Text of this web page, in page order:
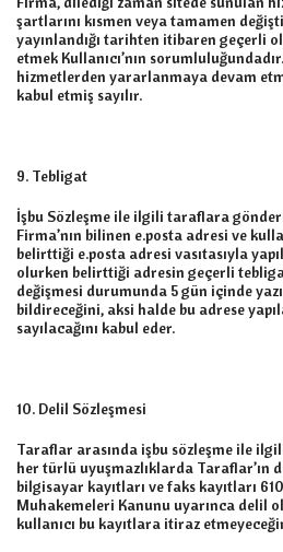
şartlarını kısmen veya tamamen
yayınlandığı tarihten itibaren geçerli
etmek Kullanıcı’nın
hizmetlerden yararlanmaya devam
kabul etmiş sayılır.
9. Tebligat
İşbu Sözleşme ile ilgili taraflara
Firma’nın bilinen e.posta adresi ve
belirttiği e.posta adresi vasıtasıyla
olurken belirttiği adresin geçerli
değişmesi durumunda 5 gün içinde
bildireceğini, aksi halde bu adrese
sayılacağını kabul eder.
10. Delil Sözleşmesi
Taraflar arasında işbu sözleşme ile
her türlü uyuşmazlıklarda Taraflar’ın
bilgisayar kayıtları ve faks kayıtları
Muhakemeleri Kanunu uyarınca delil
kullanıcı bu kayıtlara itiraz